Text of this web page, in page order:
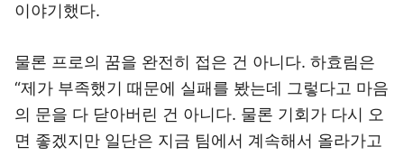
이야기했다.
물론 프로의 꿈을 완전히 접은 건 아니다. 하효림은
“제가 부족했기 때문에 실패를 봤는데 그렇다고 마음
의 문을 다 닫아버린 건 아니다. 물론 기회가 다시 오
면 좋겠지만 일단은 지금 팀에서 계속해서 올라가고